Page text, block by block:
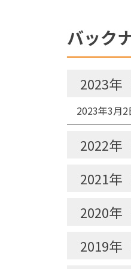
バック
2023年
2023年3月2
2022年
2021年
2020年
2019年